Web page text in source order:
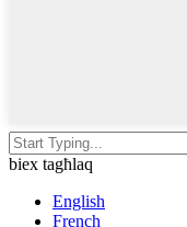
biex tagħlaq
English
French